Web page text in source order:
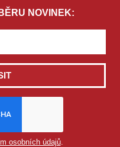
NOVINEK:
osobních údajů.